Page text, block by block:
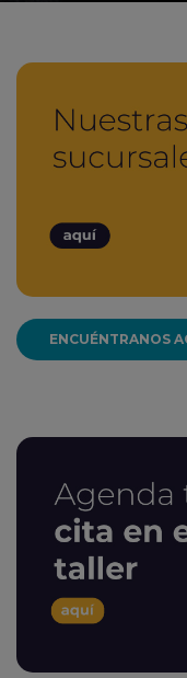
ENCUÉNTRANOS